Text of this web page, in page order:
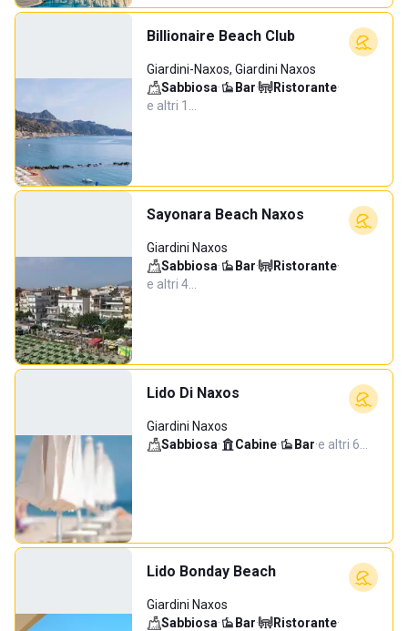
Billionaire Beach Club
Giardini-Naxos, Giardini Naxos
Sabbiosa· Bar· Ristorante·
e altri 1…
Sayonara Beach Naxos
Giardini Naxos
Sabbiosa· Bar· Ristorante·
e altri 4…
Lido Di Naxos
Giardini Naxos
Sabbiosa· Cabine· Bar·e altri 6…
Lido Bonday Beach
Giardini Naxos
Sabbiosa· Bar· Ristorante·